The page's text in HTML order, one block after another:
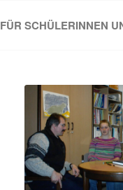
FÜR SCHÜLERINNEN